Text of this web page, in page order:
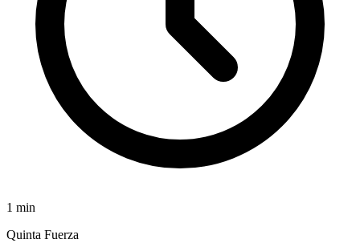
1 min
Quinta Fuerza